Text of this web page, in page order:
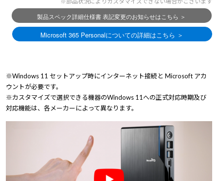
※Windows 11 セットアップ時にインターネット接続と Microsoft アカ
ウントが必要です。
※カスタマイズで選択できる機器のWindows 11への正式対応時期及び
対応機能は、各メーカーによって異なります。